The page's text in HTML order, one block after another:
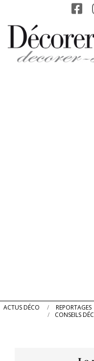
content
Primary
ACTUS DÉCO REPORTAGES
CONSEILS